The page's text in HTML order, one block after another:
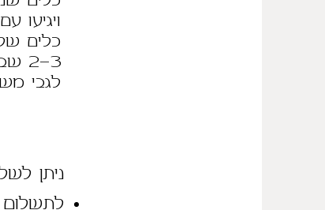
ויגיעו עם
כלים
2-3 שבועות.
לגבי
ניתן
לתשלום